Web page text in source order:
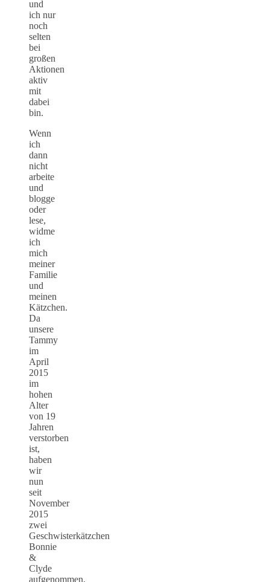
und
ich nur
noch
selten
bei
großen
Aktionen
aktiv
mit
dabei
bin.
Wenn
ich
dann
nicht
arbeite
und
blogge
oder
lese,
widme
ich
mich
meiner
Familie
und
meinen
Kätzchen.
Da
unsere
Tammy
im
April
2015
im
hohen
Alter
von 19
Jahren
verstorben
ist,
haben
wir
nun
seit
November
2015
zwei
Geschwisterkätzchen
Bonnie
&
Clyde
aufgenommen,